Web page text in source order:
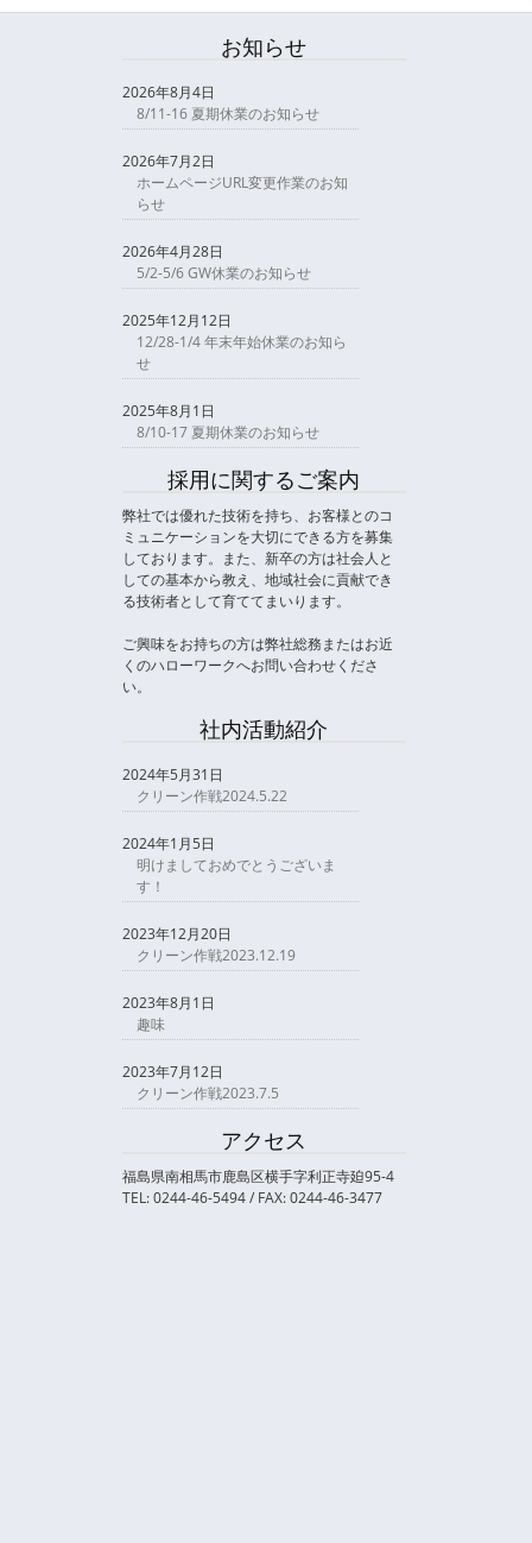
お知らせ
2026年8月4日
8/11-16 夏期休業のお知らせ
2026年7月2日
ホームページURL変更作業のお知
らせ
2026年4月28日
5/2-5/6 GW休業のお知らせ
2025年12月12日
12/28-1/4 年末年始休業のお知ら
せ
2025年8月1日
8/10-17 夏期休業のお知らせ
採用に関するご案内
弊社では優れた技術を持ち、お客様とのコ
ミュニケーションを大切にできる方を募集
しております。また、新卒の方は社会人と
しての基本から教え、地域社会に貢献でき
る技術者として育ててまいります。
ご興味をお持ちの方は弊社総務またはお近
くのハローワークへお問い合わせくださ
い。
社内活動紹介
2024年5月31日
クリーン作戦2024.5.22
2024年1月5日
明けましておめでとうございま
す！
2023年12月20日
クリーン作戦2023.12.19
2023年8月1日
趣味
2023年7月12日
クリーン作戦2023.7.5
アクセス
福島県南相馬市鹿島区横手字利正寺廹95-4
TEL: 0244-46-5494 / FAX: 0244-46-3477